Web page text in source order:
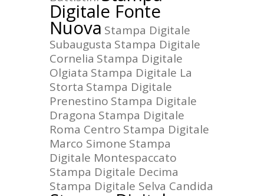
Digitale Fonte
Nuova Stampa Digitale
Subaugusta Stampa Digitale
Cornelia Stampa Digitale
Olgiata Stampa Digitale La
Storta Stampa Digitale
Prenestino Stampa Digitale
Dragona Stampa Digitale
Roma Centro Stampa Digitale
Marco Simone Stampa
Digitale Montespaccato
Stampa Digitale Decima
Stampa Digitale Selva Candida